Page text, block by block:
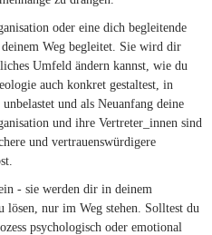
oder eine dich begleitende
Weg begleitet. Sie wird dir
Umfeld ändern kannst, wie du
auch konkret gestaltest, in
und als Neuanfang deine
und ihre Vertreter_innen sind
und vertrauenswürdigere
- sie werden dir in deinem
lösen, nur im Weg stehen. Solltest du
psychologisch oder emotional